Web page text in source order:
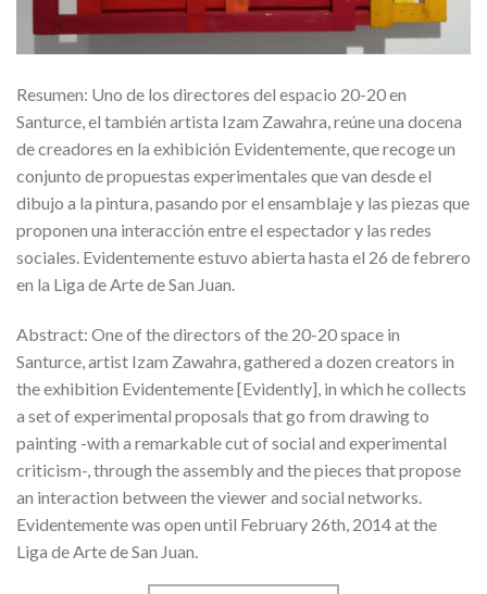
Resumen: Uno de los directores del espacio 20-20 en
Santurce, el también artista Izam Zawahra, reúne una docena
de creadores en la exhibición Evidentemente, que recoge un
conjunto de propuestas experimentales que van desde el
dibujo a la pintura, pasando por el ensamblaje y las piezas que
proponen una interacción entre el espectador y las redes
sociales. Evidentemente estuvo abierta hasta el 26 de febrero
en la Liga de Arte de San Juan.
Abstract: One of the directors of the 20-20 space in
Santurce, artist Izam Zawahra, gathered a dozen creators in
the exhibition Evidentemente [Evidently], in which he collects
a set of experimental proposals that go from drawing to
painting -with a remarkable cut of social and experimental
criticism-, through the assembly and the pieces that propose
an interaction between the viewer and social networks.
Evidentemente was open until February 26th, 2014 at the
Liga de Arte de San Juan.